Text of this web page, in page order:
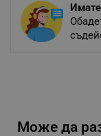
Може да